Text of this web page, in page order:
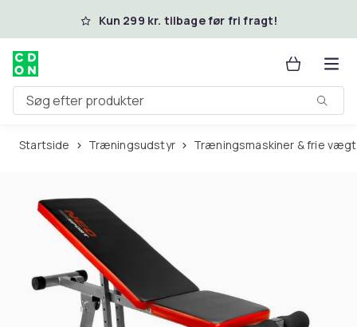
Spring til hovedindhold
Kun 299 kr. tilbage før fri fragt!
Søg efter produkter
Startside Træningsudstyr Træningsmaskiner & frie